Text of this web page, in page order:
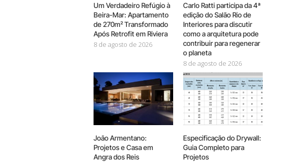
Um Verdadeiro Refúgio à
Beira-Mar: Apartamento
de 270m² Transformado
Após Retrofit em Riviera
8 de agosto de 2026
Carlo Ratti participa da 4ª
edição do Salão Rio de
Interiores para discutir
como a arquitetura pode
contribuir para regenerar
o planeta
8 de agosto de 2026
João Armentano:
Projetos e Casa em
Angra dos Reis
Especificação do Drywall:
Guia Completo para
Projetos